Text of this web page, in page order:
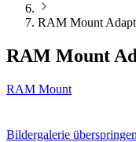
RAM Mount
RAM Mount
RAM Mount
Bildergalerie überspringen